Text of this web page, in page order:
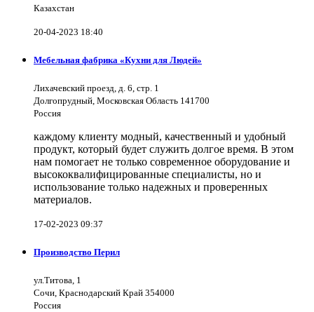
Казахстан
20-04-2023 18:40
Мебельная фабрика «Кухни для Людей»
Лихачевский проезд, д. 6, стр. 1
Долгопрудный, Московская Область 141700
Россия
каждому клиенту модный, качественный и удобный
продукт, который будет служить долгое время. В этом
нам помогает не только современное оборудование и
высококвалифицированные специалисты, но и
использование только надежных и проверенных
материалов.
17-02-2023 09:37
Производство Перил
ул.Титова, 1
Сочи, Краснодарский Край 354000
Россия